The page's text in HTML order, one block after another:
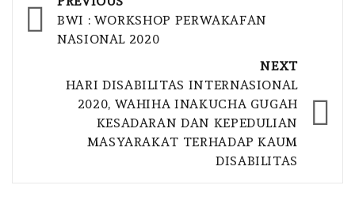
navigation
BWI : WORKSHOP PERWAKAFAN
NASIONAL 2020
NEXT
HARI DISABILITAS INTERNASIONAL
2020, WAHIHA INAKUCHA GUGAH
KESADARAN DAN KEPEDULIAN
MASYARAKAT TERHADAP KAUM
DISABILITAS